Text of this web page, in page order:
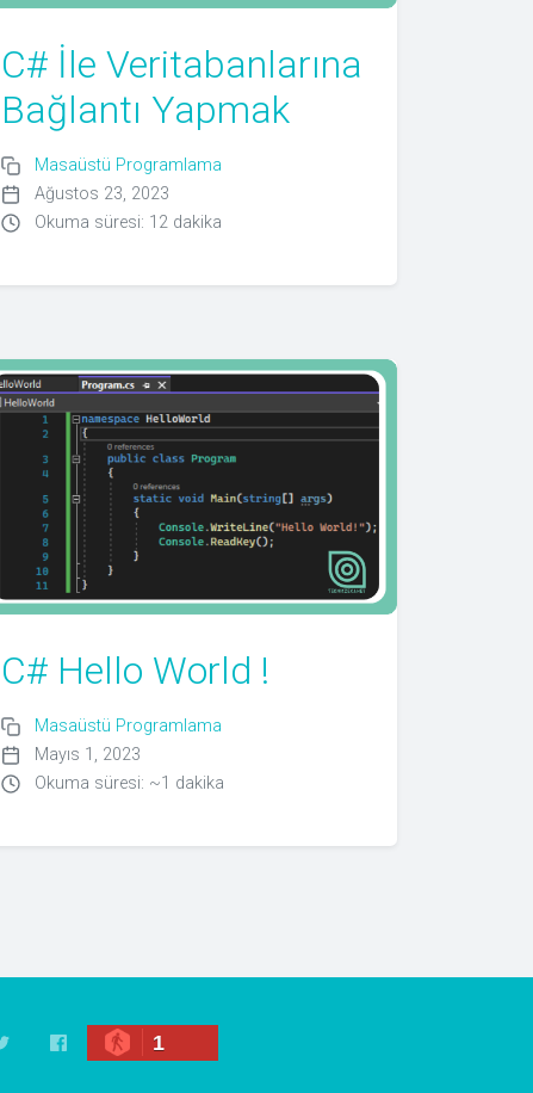
C# İle Veritabanlarına
Bağlantı Yapmak
Masaüstü Programlama
Ağustos 23, 2023
Okuma süresi: 12 dakika
C# Hello World !
Masaüstü Programlama
Mayıs 1, 2023
Okuma süresi: ~1 dakika
1